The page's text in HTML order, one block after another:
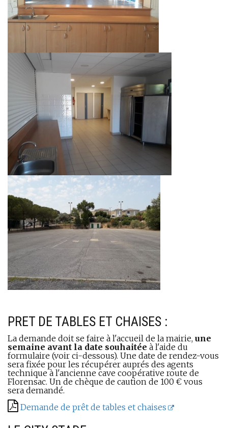
PRET DE TABLES ET CHAISES :
La demande doit se faire à l'accueil de la mairie, une
semaine avant la date souhaitée à l'aide du
formulaire (voir ci-dessous). Une date de rendez-vous
sera fixée pour les récupérer auprés des agents
technique à l'ancienne cave coopérative route de
Florensac. Un de chèque de caution de 100 € vous
sera demandé.
Demande de prêt de tables et chaises